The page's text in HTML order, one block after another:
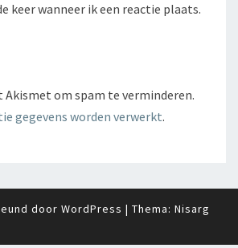
keer wanneer ik een reactie plaats.
Akismet om spam te verminderen.
gegevens worden verwerkt.
door WordPress | Thema: Nisarg